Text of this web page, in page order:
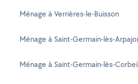
Ménage à Verrières-le-Buisson
Ménage à Saint-Germain-lès-
Ménage à Saint-Germain-lès-